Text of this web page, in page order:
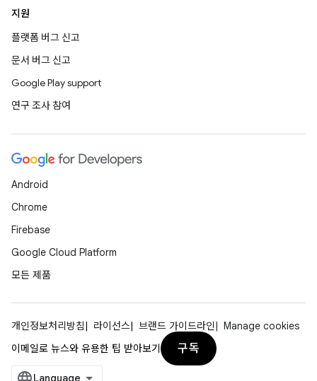
지원
플랫폼 버그 신고
문서 버그 신고
Google Play support
연구 조사 참여
Android
Chrome
Firebase
Google Cloud Platform
모든 제품
개인정보처리방침 라이선스 브랜드 가이드라인
Manage cookies
이메일로 뉴스와 유용한 팁 받아보기
구독